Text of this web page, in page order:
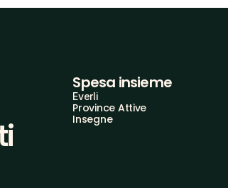
Spesa insieme
Everli
Province Attive
Insegne